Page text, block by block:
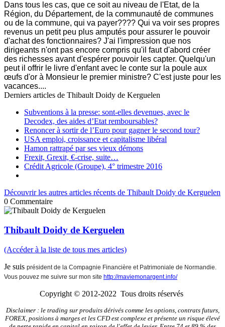
Dans tous les cas, que ce soit au niveau de l'Etat, de la
Région, du Département, de la communauté de communes
ou de la commune, qui va payer???? Qui va voir ses propres
revenus un petit peu plus amputés pour assurer le pouvoir
d'achat des fonctionnaires? J'ai l'impression que nos
dirigeants n'ont pas encore compris qu'il faut d'abord créer
des richesses avant d'espérer pouvoir les capter. Quelqu'un
peut il offrir le livre d'enfant avec le conte sur la poule aux
œufs d'or à Monsieur le premier ministre? C'est juste pour les
vacances....
Derniers articles de Thibault Doidy de Kerguelen
Subventions à la presse: sont-elles devenues, avec le
Decodex, des aides d’Etat remboursables?
Renoncer à sortir de l’Euro pour gagner le second tour?
USA emploi, croissance et capitalisme libéral
Hamon rattrapé par ses vieux démons
Frexit, Grexit, €-crise, suite…
Crédit Agricole (Groupe), 4° trimestre 2016
Découvrir les autres articles récents de Thibault Doidy de Kerguelen
0 Commentaire
Thibault Doidy de Kerguelen
(Accéder à la liste de tous mes articles)
Je suis président de la Compagnie Financière et Patrimoniale de Normandie.
Vous pouvez me suivre sur mon site http://maviemonargent.info/
Copyright © 2012-2022 Tous droits réservés
Disclaimer : le trading sur produits dérivés comme les options, contrats futurs,
FOREX, positions à marges et les CFD est complexe et présente un risque élevé